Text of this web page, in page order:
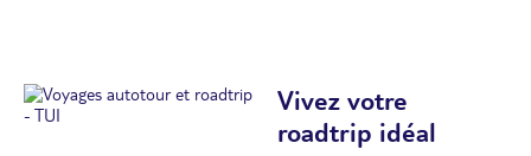
Vivez votre
roadtrip idéal